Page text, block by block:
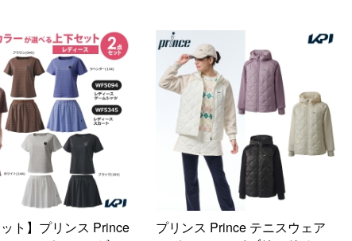
ット】プリンス Prince
プリンス Prince テニスウェア